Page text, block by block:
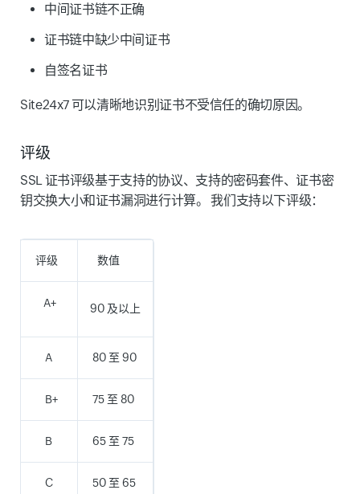
中间证书链不正确
证书链中缺少中间证书
自签名证书
Site24x7 可以清晰地识别证书不受信任的确切原因。
评级
SSL 证书评级基于支持的协议、支持的密码套件、证书密
钥交换大小和证书漏洞进行计算。 我们支持以下评级：
评级 数值
A+ 90 及以上
A 80 至 90
B+ 75 至 80
B 65 至 75
C 50 至 65